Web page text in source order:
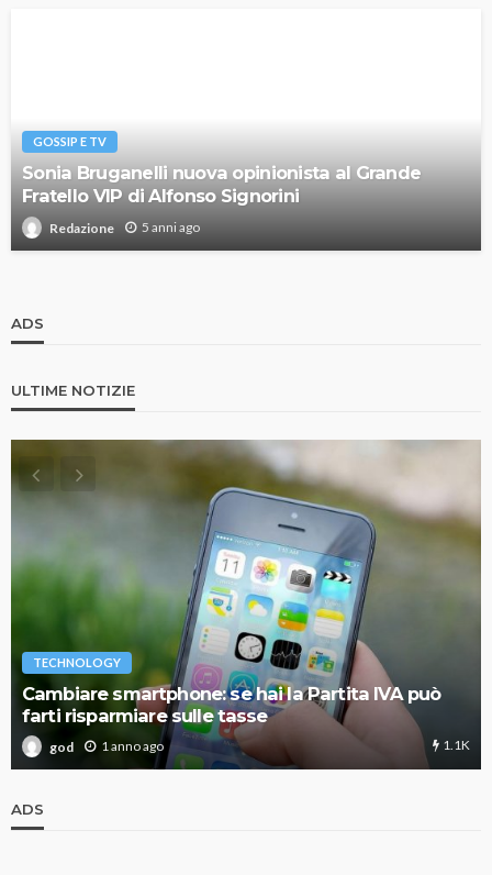
GOSSIP E TV
Sonia Bruganelli nuova opinionista al Grande
Fratello VIP di Alfonso Signorini
Redazione 5 anni ago
ADS
ULTIME NOTIZIE
TECHNOLOGY
Cambiare smartphone: se hai la Partita IVA può
farti risparmiare sulle tasse
god 1 anno ago 1.1K
ADS